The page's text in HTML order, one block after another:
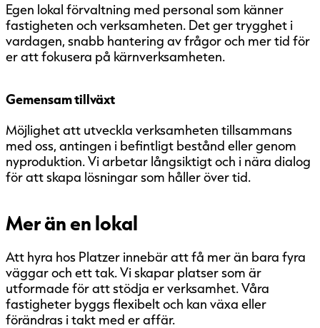
Egen lokal förvaltning med personal som känner
fastigheten och verksamheten. Det ger trygghet i
vardagen, snabb hantering av frågor och mer tid för
er att fokusera på kärnverksamheten.
Gemensam tillväxt
Möjlighet att utveckla verksamheten tillsammans
med oss, antingen i befintligt bestånd eller genom
nyproduktion. Vi arbetar långsiktigt och i nära dialog
för att skapa lösningar som håller över tid.
Mer än en lokal
Att hyra hos Platzer innebär att få mer än bara fyra
väggar och ett tak. Vi skapar platser som är
utformade för att stödja er verksamhet. Våra
fastigheter byggs flexibelt och kan växa eller
förändras i takt med er affär.